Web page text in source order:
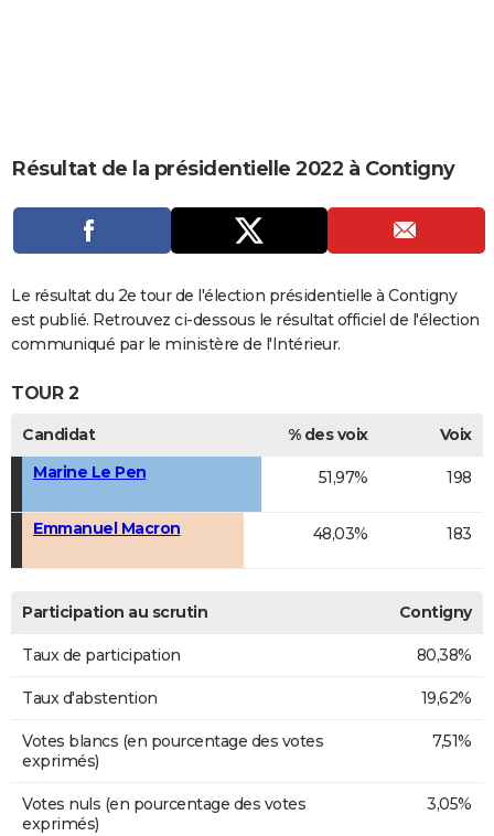
CARTE DE VOEUX
DICTIONNAIRE
Dictionnaire
Biographies
Expressions
Proverbes
PROGRAMME TV
COPAINS D'AVANT
S'inscrire
Se connecter
Lycées
Collèges
Primaires
Universités
Entreprises
Service militaire
Avis de recherche
AVIS DE DÉCÈS
FORUM
Bricolage
Culture
Television
Voyage
Résultat de la présidentielle 2022 à Contigny
Le résultat du 2e tour de l'élection présidentielle à Contigny
est publié. Retrouvez ci-dessous le résultat officiel de l'élection
communiqué par le ministère de l'Intérieur.
TOUR 2
Candidat % des voix
Voix
Marine Le Pen
51,97% 198
Emmanuel Macron 48,03% 183
Participation au scrutin Contigny
Taux de participation 80,38%
Taux d'abstention 19,62%
Votes blancs (en pourcentage des votes
exprimés)
7,51%
Votes nuls (en pourcentage des votes
exprimés)
3,05%